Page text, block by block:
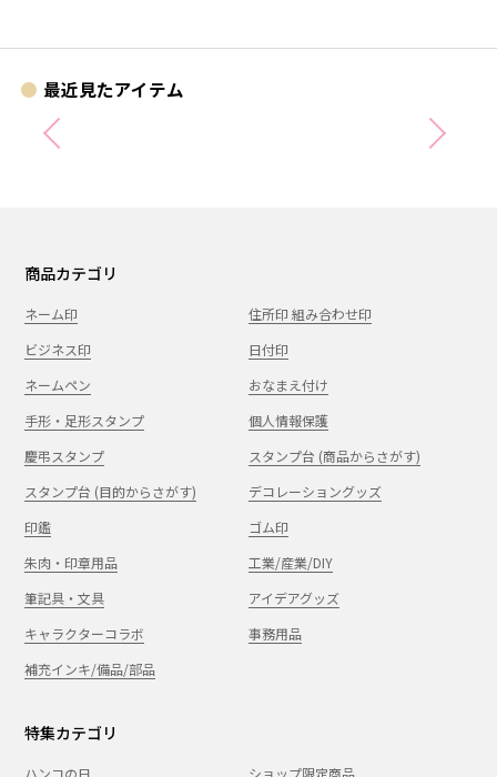
最近見たアイテム
商品カテゴリ
ネーム印
住所印 組み合わせ印
ビジネス印
日付印
ネームペン
おなまえ付け
手形・足形スタンプ
個人情報保護
慶弔スタンプ
スタンプ台 (商品からさがす)
スタンプ台 (目的からさがす)
デコレーショングッズ
印鑑
ゴム印
朱肉・印章用品
工業/産業/DIY
筆記具・文具
アイデアグッズ
キャラクターコラボ
事務用品
補充インキ/備品/部品
特集カテゴリ